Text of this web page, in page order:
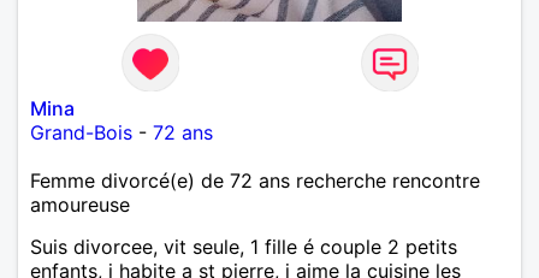
Mina
Grand-Bois - 72 ans
Femme divorcé(e) de 72 ans recherche rencontre
amoureuse
Suis divorcee, vit seule, 1 fille é couple 2 petits
enfants, j habite a st pierre, j aime la cuisine les